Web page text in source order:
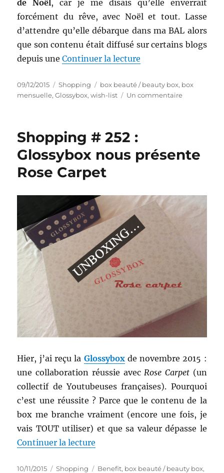
de Noël, car je me disais qu’elle enverrait
forcément du rêve, avec Noël et tout. Lasse
d’attendre qu’elle débarque dans ma BAL alors
que son contenu était diffusé sur certains blogs
depuis uneContinuer la lecture
Publié
le
09/12/2015 Catégories
Shopping Étiquettes
box beauté / beauty box, box
mensuelle,Glossybox,wish-list Un commentairesur
Glossybox
teinte…
Shopping # 252 :
Glossybox nous présente
Rose Carpet
Hier, j’ai reçu la Glossyboxde novembre 2015 :
une collaboration réussie avec Rose Carpet(un
collectif de Youtubeuses françaises). Pourquoi
c’est une réussite ? Parce que le contenu de la
box me branche vraiment (encore une fois, je
vais TOUT utiliser) et que sa valeur dépasse le
Continuer la lecture
Publié
10/11/2015 Catégories
Shopping Étiquettes
Benefit, box beauté / beauty box,